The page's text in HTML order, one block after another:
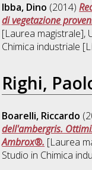
Ibba, Dino (2014)
di vegetazione
[Laurea magistrale],
Chimica industriale
Righi,
Boarelli, Riccardo
dell'ambergris.
Ambrox®. [Laurea
Studio in Chimica